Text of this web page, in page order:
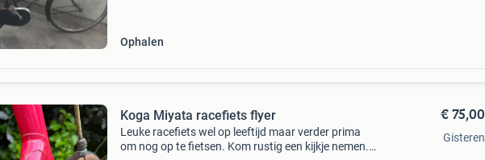
Ophalen
Koga Miyata racefiets flyer
Leuke racefiets wel op leeftijd maar verder prima
om nog op te fietsen. Kom rustig een kijkje nemen.
€ 75,00
Gisteren